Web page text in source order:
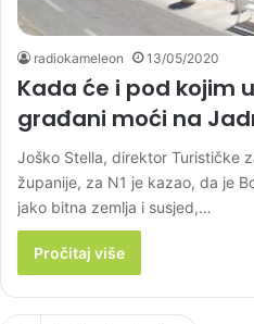
radiokameleon 13/05/2020
Kada će i pod kojim
građani moći na
Joško Stella, direktor Turističke
županije, za N1 je kazao, da je
jako bitna zemlja i susjed,…
Pročitaj više